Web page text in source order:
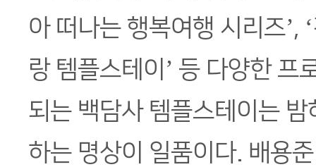
아 떠나는 행복여행 시리즈’,
랑 템플스테이’ 등 다양한 프
되는 백담사 템플스테이는
하는 명상이 일품이다. 배용